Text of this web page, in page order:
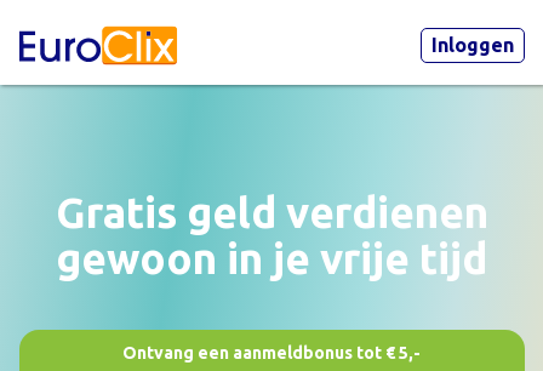
Inloggen
Gratis geld verdienen
gewoon in je vrije tijd
Ontvang een aanmeldbonus tot € 5,-